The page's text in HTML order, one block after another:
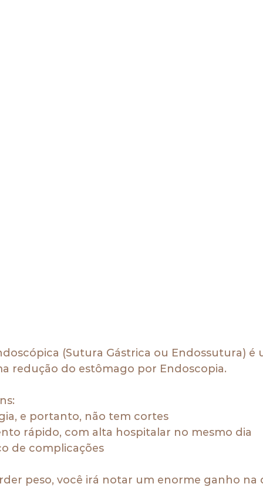
(Sutura Gástrica ou Endossutura)
redução do estômago por Endoscopia.
e portanto, não tem cortes
rápido, com alta hospitalar no mesmo dia
de complicações
peso, você irá notar um enorme ganho